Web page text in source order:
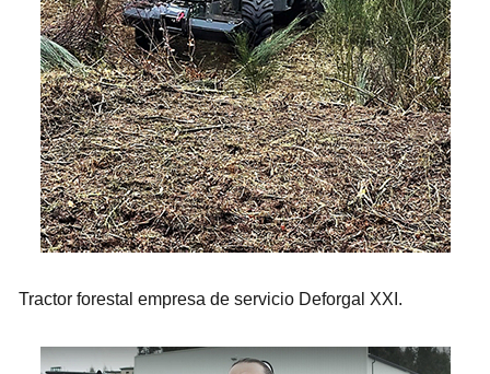
Tractor forestal empresa de servicio Deforgal XXI.